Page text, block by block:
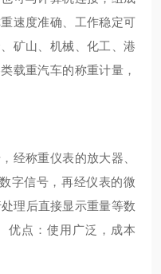
速度准确、工作稳定可
矿山、机械、化工、港
载重汽车的称重计量，
经称重仪表的放大器、
字信号，再经仪表的微
理后直接显示重量等数
优点：使用广泛，成本